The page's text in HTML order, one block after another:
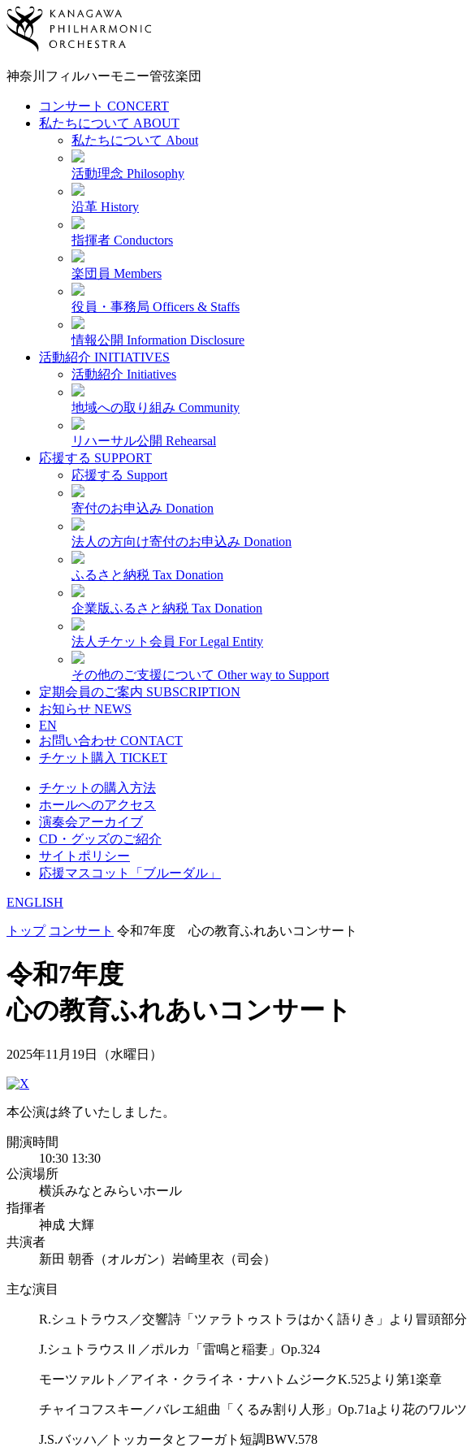
神奈川フィルハーモニー管弦楽団
コンサート CONCERT
私たちについて ABOUT
私たちについて About
活動理念 Philosophy
沿革 History
指揮者 Conductors
楽団員 Members
役員・事務局 Officers & Staffs
情報公開 Information Disclosure
活動紹介 INITIATIVES
活動紹介 Initiatives
地域への取り組み Community
リハーサル公開 Rehearsal
応援する SUPPORT
応援する Support
寄付のお申込み Donation
法人の方向け寄付のお申込み Donation
ふるさと納税 Tax Donation
企業版ふるさと納税 Tax Donation
法人チケット会員 For Legal Entity
その他のご支援について Other way to Support
定期会員のご案内 SUBSCRIPTION
お知らせ NEWS
EN
お問い合わせ CONTACT
チケット購入 TICKET
チケットの購入方法
ホールへのアクセス
演奏会アーカイブ
CD・グッズのご紹介
サイトポリシー
応援マスコット「ブルーダル」
ENGLISH
トップ コンサート 令和7年度 心の教育ふれあいコンサート
令和7年度
心の教育ふれあいコンサート
2025年11月19日（水曜日）
本公演は終了いたしました。
開演時間
10:30 13:30
公演場所
横浜みなとみらいホール
指揮者
神成 大輝
共演者
新田 朝香（オルガン） 岩崎里衣（司会）
主な演目
R.シュトラウス／交響詩「ツァラトゥストラはかく語りき」より冒頭部分
J.シュトラウスⅡ／ポルカ「雷鳴と稲妻」Op.324
モーツァルト／アイネ・クライネ・ナハトムジークK.525より第1楽章
チャイコフスキー／バレエ組曲「くるみ割り人形」Op.71aより花のワルツ
J.S.バッハ／トッカータとフーガト短調BWV.578